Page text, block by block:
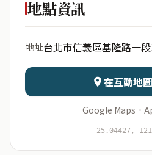
日期 出
資料僅用於即時
地點資訊
地址台北市信義區基隆路一
在互動地
Google Maps ·
25.04427,